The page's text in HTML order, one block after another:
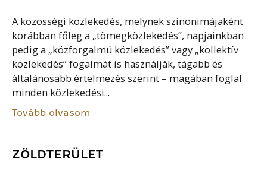
A közösségi közlekedés, melynek szinonimájaként
korábban főleg a „tömegközlekedés”, napjainkban
pedig a „közforgalmú közlekedés” vagy „kollektív
közlekedés” fogalmát is használják, tágabb és
általánosabb értelmezés szerint – magában foglal
minden közlekedési...
Tovább olvasom
ZÖLDTERÜLET